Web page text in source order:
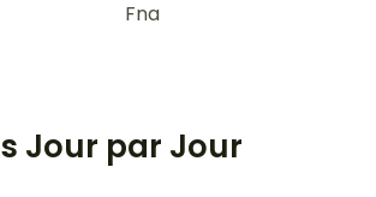
Fna
Jour par Jour